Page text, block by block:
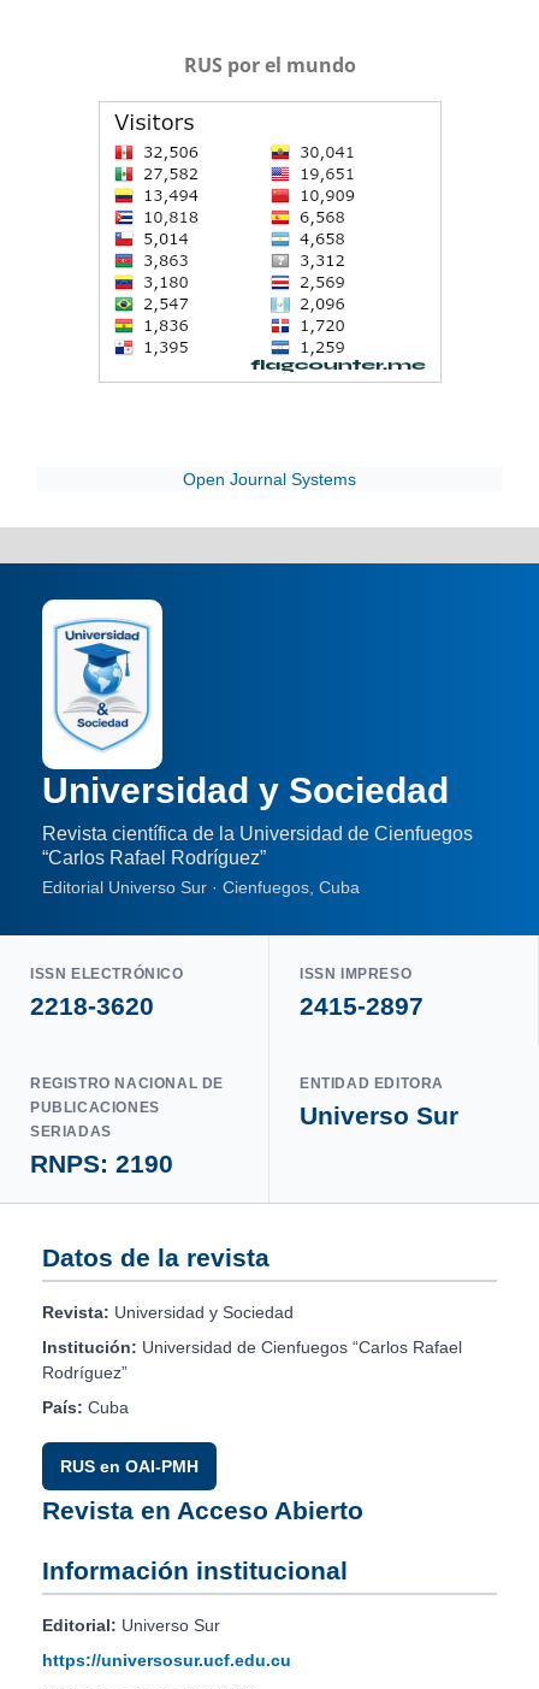
RUS por el mundo
Open Journal Systems
Universidad y Sociedad
Revista científica de la Universidad de Cienfuegos
“Carlos Rafael Rodríguez”
Editorial Universo Sur · Cienfuegos, Cuba
ISSN ELECTRÓNICO
2218-3620
ISSN IMPRESO
2415-2897
REGISTRO NACIONAL DE
PUBLICACIONES
SERIADAS
RNPS: 2190
ENTIDAD EDITORA
Universo Sur
Datos de la revista
Revista: Universidad y Sociedad
Institución: Universidad de Cienfuegos “Carlos Rafael
Rodríguez”
País: Cuba
RUS en OAI-PMH
Revista en Acceso Abierto
Información institucional
Editorial: Universo Sur
https://universosur.ucf.edu.cu